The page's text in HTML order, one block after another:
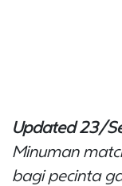
Updated 23/
Minuman
bagi pecinta